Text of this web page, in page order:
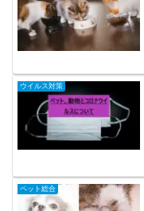
ウイルス対策
ペット総合